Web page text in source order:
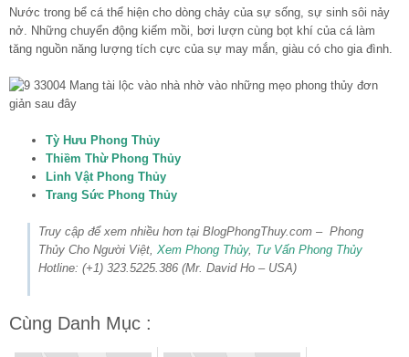
Nước trong bể cá thể hiện cho dòng chảy của sự sống, sự sinh sôi nảy
nở. Những chuyển động kiếm mồi, bơi lượn cùng bọt khí của cá làm
tăng nguồn năng lượng tích cực của sự may mắn, giàu có cho gia đình.
Tỳ Hưu Phong Thủy
Thiềm Thừ Phong Thủy
Linh Vật Phong Thủy
Trang Sức Phong Thủy
Truy cập để xem nhiều hơn tại BlogPhongThuy.com – Phong
Thủy Cho Người Việt, Xem Phong Thủy, Tư Vấn Phong Thủy
Hotline: (+1) 323.5225.386 (Mr. David Ho – USA)
Cùng Danh Mục :